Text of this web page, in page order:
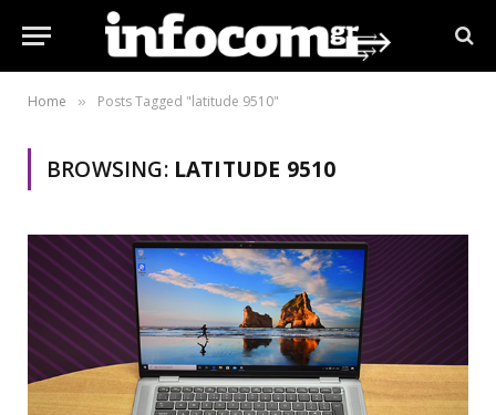
Home » Posts Tagged "latitude 9510"
BROWSING: LATITUDE 9510